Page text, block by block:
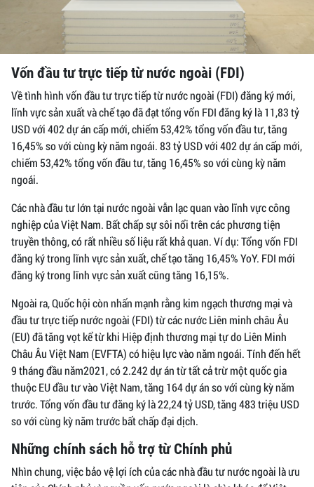
Vốn đầu tư trực tiếp từ nước ngoài (FDI)
Về tình hình vốn đầu tư trực tiếp từ nước ngoài (FDI) đăng ký mới,
lĩnh vực sản xuất và chế tạo đã đạt tổng vốn FDI đăng ký là 11,83 tỷ
USD với 402 dự án cấp mới, chiếm 53,42% tổng vốn đầu tư, tăng
16,45% so với cùng kỳ năm ngoái. 83 tỷ USD với 402 dự án cấp mới,
chiếm 53,42% tổng vốn đầu tư, tăng 16,45% so với cùng kỳ năm
ngoái.
Các nhà đầu tư lớn tại nước ngoài vẫn lạc quan vào lĩnh vực công
nghiệp của Việt Nam. Bất chấp sự sôi nổi trên các phương tiện
truyền thông, có rất nhiều số liệu rất khả quan. Ví dụ: Tổng vốn FDI
đăng ký trong lĩnh vực sản xuất, chế tạo tăng 16,45% YoY. FDI mới
đăng ký trong lĩnh vực sản xuất cũng tăng 16,15%.
Ngoài ra, Quốc hội còn nhấn mạnh rằng kim ngạch thương mại và
đầu tư trực tiếp nước ngoài (FDI) từ các nước Liên minh châu Âu
(EU) đã tăng vọt kể từ khi Hiệp định thương mại tự do Liên Minh
Châu Âu Việt Nam (EVFTA) có hiệu lực vào năm ngoái. Tính đến hết
9 tháng đầu năm2021, có 2.242 dự án từ tất cả trừ một quốc gia
thuộc EU đầu tư vào Việt Nam, tăng 164 dự án so với cùng kỳ năm
trước. Tổng vốn đầu tư đăng ký là 22,24 tỷ USD, tăng 483 triệu USD
so với cùng kỳ năm trước bất chấp đại dịch.
Những chính sách hỗ trợ từ Chính phủ
Nhìn chung, việc bảo vệ lợi ích của các nhà đầu tư nước ngoài là ưu